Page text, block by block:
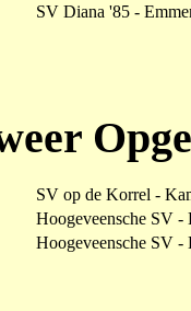
SV Diana '85 -
SV op de Korrel -
Hoogeveensche SV -
Hoogeveensche SV -